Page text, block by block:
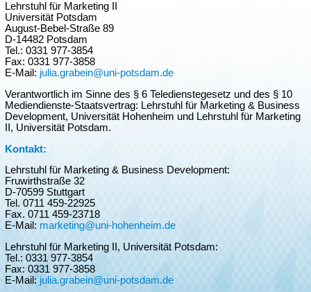
Lehrstuhl für Marketing II
Universität Potsdam
August-Bebel-Straße 89
D-14482 Potsdam
Tel.: 0331 977-3854
Fax: 0331 977-3858
E-Mail: julia.grabein@uni-potsdam.de
Verantwortlich im Sinne des § 6 Teledienstegesetz und des § 10
Mediendienste-Staatsvertrag: Lehrstuhl für Marketing & Business
Development, Universität Hohenheim und Lehrstuhl für Marketing
II, Universität Potsdam.
Kontakt:
Lehrstuhl für Marketing & Business Development:
Fruwirthstraße 32
D-70599 Stuttgart
Tel. 0711 459-22925
Fax. 0711 459-23718
E-Mail: marketing@uni-hohenheim.de
Lehrstuhl für Marketing II, Universität Potsdam:
Tel.: 0331 977-3854
Fax: 0331 977-3858
E-Mail: julia.grabein@uni-potsdam.de